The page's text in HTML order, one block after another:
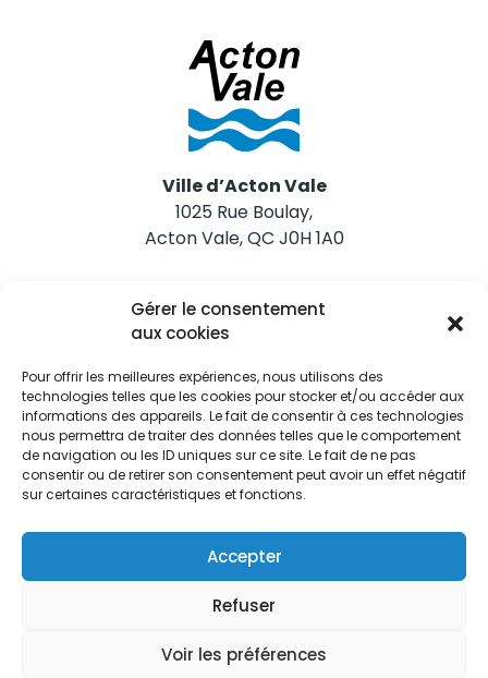
Gérer le consentement
aux cookies
Pour offrir les meilleures expériences, nous utilisons des
technologies telles que les cookies pour stocker et/ou accéder aux
informations des appareils. Le fait de consentir à ces technologies
nous permettra de traiter des données telles que le comportement
de navigation ou les ID uniques sur ce site. Le fait de ne pas
consentir ou de retirer son consentement peut avoir un effet négatif
sur certaines caractéristiques et fonctions.
Accepter
Refuser
Voir les préférences
Ville d’Acton Vale
1025 Rue Boulay,
Acton Vale, QC J0H 1A0
Nous joindre
Tél. 450 546-2703
Restez informés
Abonnez-vous aux alertes municipales
Je m'abonne